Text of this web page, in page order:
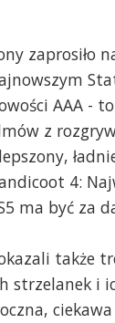
zaprosiło
AAA -
z
4:
ma być za
także
strzelanek i